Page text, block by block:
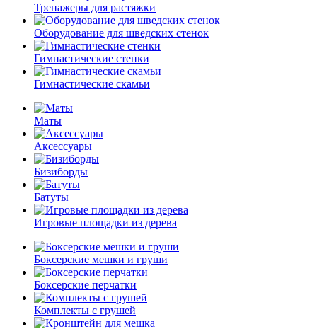
Тренажеры для растяжки
Оборудование для шведских стенок
Гимнастические стенки
Гимнастические скамьи
Маты
Аксессуары
Бизиборды
Батуты
Игровые площадки из дерева
Боксерские мешки и груши
Боксерские перчатки
Комплекты с грушей